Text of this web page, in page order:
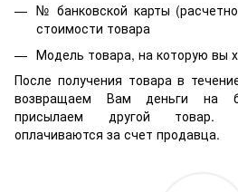
№ банковской карты
стоимости товара
Модель товара, на которую вы
После получения товара в
возвращаем Вам деньги на
присылаем другой товар.
оплачиваются за счет продавца.